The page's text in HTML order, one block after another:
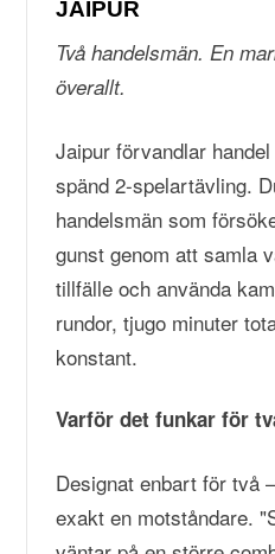
JAIPUR
Två handelsmän. En
överallt.
Jaipur förvandlar
spänd 2-spelartävling.
handelsmän som
gunst genom att samla
tillfälle och använda
rundor, tjugo minuter
konstant.
Varför det funkar för
Designat enbart för två
exakt en motståndare.